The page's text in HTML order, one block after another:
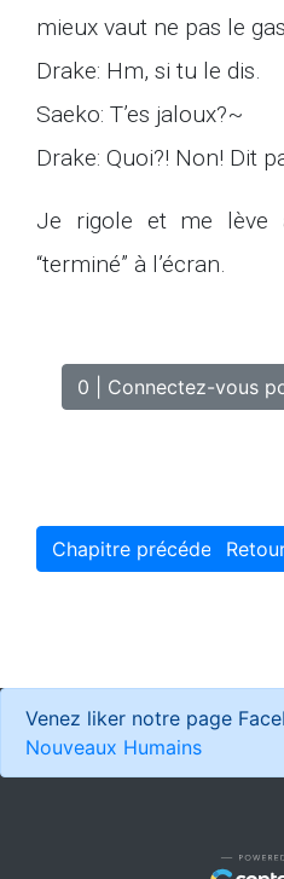
mieux vaut ne pas le
Drake: Hm, si tu le dis.
Saeko: T’es jaloux?~
Drake: Quoi?! Non! Dit
Je rigole et me lève
“terminé” à l’écran.
0 | Connectez-vous
Chapitre précédent
Venez liker notre page
Nouveaux Humains